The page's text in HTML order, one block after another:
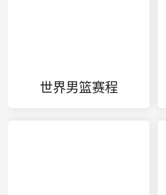
世界男篮赛程